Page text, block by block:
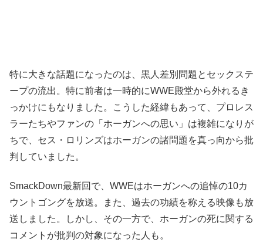
特に大きな話題になったのは、黒人差別問題とセックステ
ープの流出。特に前者は一時的にWWE殿堂から外れるき
っかけにもなりました。こうした経緯もあって、プロレス
ラーたちやファンの「ホーガンへの思い」は複雑になりが
ちで、セス・ロリンズはホーガンの諸問題を真っ向から批
判していました。
SmackDown最新回で、WWEはホーガンへの追悼の10カ
ウントゴングを放送。また、過去の功績を称える映像も放
送しました。しかし、その一方で、ホーガンの死に関する
コメントが批判の対象になった人も。